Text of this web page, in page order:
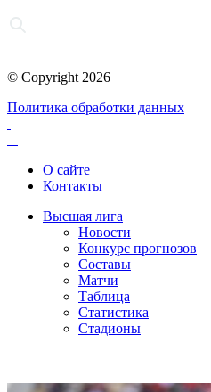
© Copyright 2026
Политика обработки данных
О сайте
Контакты
Высшая лига
Новости
Конкурс прогнозов
Составы
Матчи
Таблица
Статистика
Стадионы